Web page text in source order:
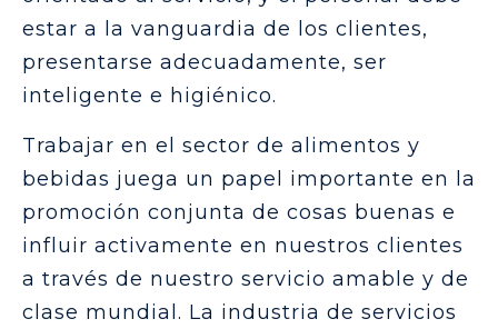
estar a la vanguardia de los clientes,
presentarse adecuadamente, ser
inteligente e higiénico.
Trabajar en el sector de alimentos y
bebidas juega un papel importante en la
promoción conjunta de cosas buenas e
influir activamente en nuestros clientes
a través de nuestro servicio amable y de
clase mundial. La industria de servicios